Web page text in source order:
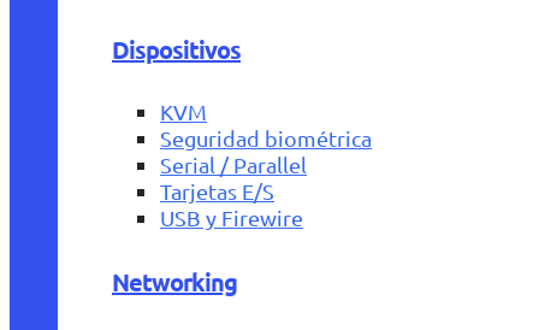
Dispositivos
KVM
Seguridad biométrica
Serial / Parallel
Tarjetas E/S
USB y Firewire
Networking